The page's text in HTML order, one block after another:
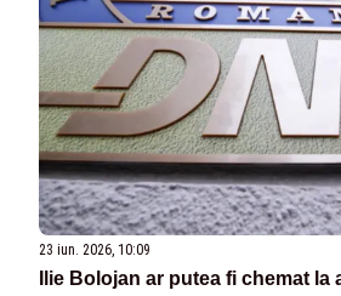
23 iun. 2026, 10:09
Ilie Bolojan ar putea fi chemat la